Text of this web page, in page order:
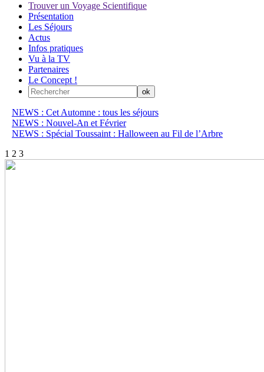
Trouver un Voyage Scientifique
Présentation
Les Séjours
Actus
Infos pratiques
Vu à la TV
Partenaires
Le Concept !
NEWS : Cet Automne : tous les séjours
NEWS : Nouvel-An et Février
NEWS : Spécial Toussaint : Halloween au Fil de l’Arbre
1 2 3